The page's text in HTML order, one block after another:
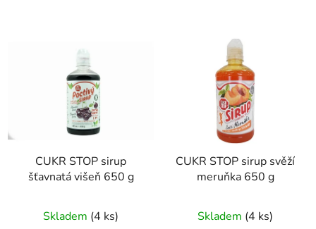
CUKR STOP sirup
šťavnatá višeň 650 g
Skladem (4 ks)
CUKR STOP sirup svěží
meruňka 650 g
Skladem (4 ks)